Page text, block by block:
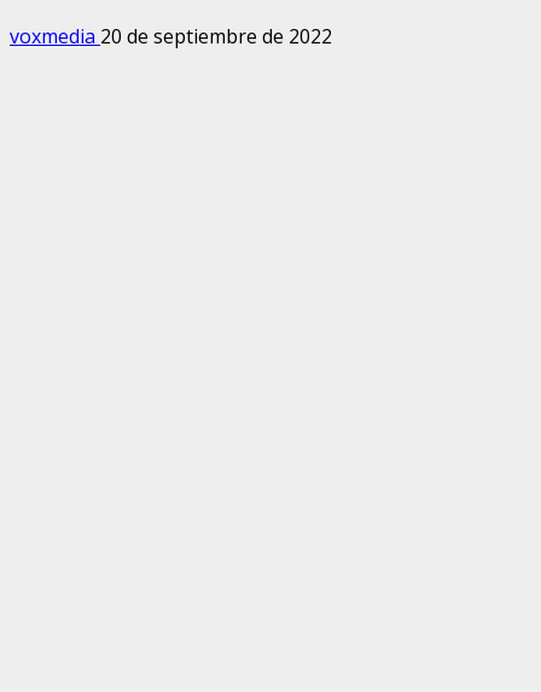
voxmedia 20 de septiembre de 2022